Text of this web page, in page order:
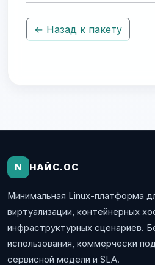
← Назад к пакету
N НАЙС.ОС
Минимальная Linux-платформа
виртуализации, контейнерных
инфраструктурных сценариев.
использования, коммерчески
сервисной модели и SLA.